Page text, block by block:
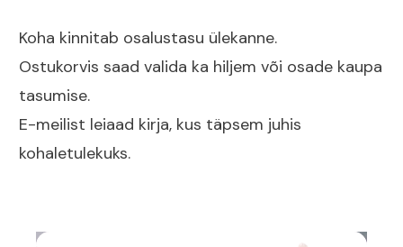
Koha kinnitab osalustasu ülekanne.
Ostukorvis saad valida ka hiljem või osade kaupa
tasumise.
E-meilist leiaad kirja, kus täpsem juhis
kohaletulekuks.